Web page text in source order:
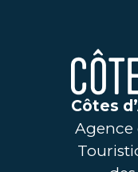
Côtes
Agence